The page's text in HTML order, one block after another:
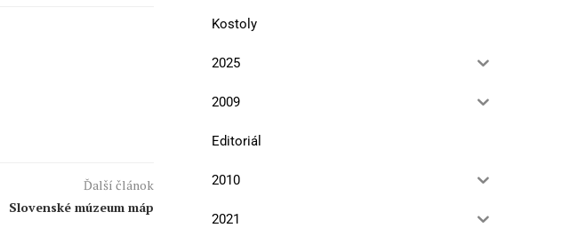
Ďalší článok
Slovenské múzeum máp
Kostoly
2025
2009
Editoriál
2010
2021